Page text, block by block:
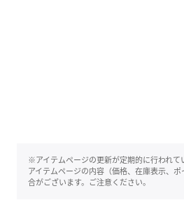
※アイテムページの更新が定期的に行われて
アイテムページの内容（価格、在庫表示、
合がございます。ご注意ください。